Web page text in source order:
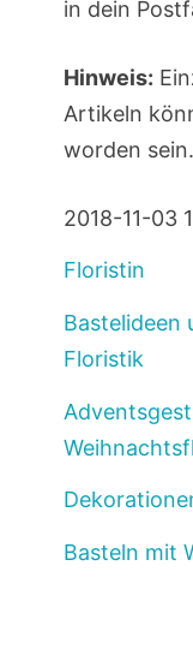
in dein
Hinweis:
Artikeln
worden sein.
2018-11-03
Floristin
Bastelideen
Floristik
Basteln mit